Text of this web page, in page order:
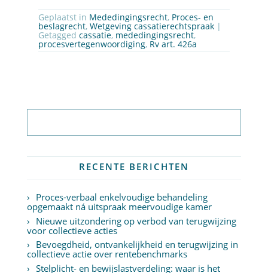
Geplaatst in Mededingingsrecht, Proces- en
beslagrecht, Wetgeving cassatierechtspraak|
Getagged cassatie, mededingingsrecht,
procesvertegenwoordiging, Rv art. 426a
RECENTE BERICHTEN
Proces-verbaal enkelvoudige behandeling
opgemaakt ná uitspraak meervoudige kamer
Nieuwe uitzondering op verbod van terugwijzing
voor collectieve acties
Bevoegdheid, ontvankelijkheid en terugwijzing in
collectieve actie over rentebenchmarks
Stelplicht- en bewijslastverdeling: waar is het